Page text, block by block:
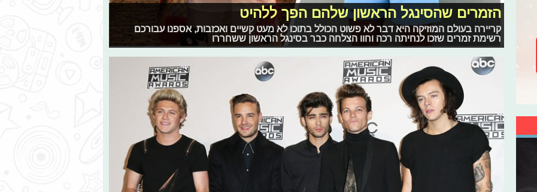
הזמרים שהסינגל הראשון שלהם הפך ללהיט
קריירה בעולם המוזיקה היא דבר לא פשוט הכולל בתוכו לא מעט קשיים ואכזבות, אספנו עבורכם
רשימת זמרים שזכו לנחיתה רכה וחוו הצלחה כבר בסינגל הראשון ששחררו